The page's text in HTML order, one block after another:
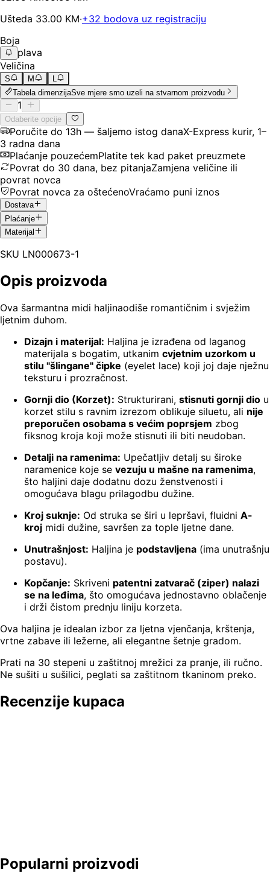
Ušteda 33.00 KM·+32 bodova uz registraciju
Boja
plava
Veličina
S M
L
Tabela dimenzijaSve mjere smo uzeli na stvarnom proizvodu
1
Odaberite opcije
Poručite do 13h — šaljemo istog danaX-Express kurir, 1–
3 radna dana
Plaćanje pouzećemPlatite tek kad paket preuzmete
Povrat do 30 dana, bez pitanjaZamjena veličine ili
povrat novca
Povrat novca za oštećenoVraćamo puni iznos
Dostava
Plaćanje
Materijal
SKU LN000673-1
Opis proizvoda
Ova šarmantna midi haljinaodiše romantičnim i svježim
ljetnim duhom.
Dizajn i materijal: Haljina je izrađena od laganog
materijala s bogatim, utkanim cvjetnim uzorkom u
stilu "šlingane" čipke (eyelet lace) koji joj daje nježnu
teksturu i prozračnost.
Gornji dio (Korzet): Strukturirani, stisnuti gornji dio u
korzet stilu s ravnim izrezom oblikuje siluetu, ali nije
preporučen osobama s većim poprsjem zbog
fiksnog kroja koji može stisnuti ili biti neudoban.
Detalji na ramenima: Upečatljiv detalj su široke
naramenice koje se vezuju u mašne na ramenima,
što haljini daje dodatnu dozu ženstvenosti i
omogućava blagu prilagodbu dužine.
Kroj suknje: Od struka se širi u lepršavi, fluidni A-
kroj midi dužine, savršen za tople ljetne dane.
Unutrašnjost: Haljina je podstavljena (ima unutrašnju
postavu).
Kopčanje: Skriveni patentni zatvarač (ziper) nalazi
se na leđima, što omogućava jednostavno oblačenje
i drži čistom prednju liniju korzeta.
Ova haljina je idealan izbor za ljetna vjenčanja, krštenja,
vrtne zabave ili ležerne, ali elegantne šetnje gradom.
Prati na 30 stepeni u zaštitnoj mrežici za pranje, ili ručno.
Ne sušiti u sušilici, peglati sa zaštitnom tkaninom preko.
Recenzije kupaca
Popularni proizvodi